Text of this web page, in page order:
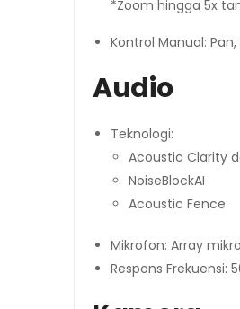
*Zoom hingga 5x
Kontrol Manual:
Audio
Teknologi:
Acoustic Clarity
NoiseBlockAI
Acoustic Fence
Mikrofon: Array
Respons Frekuensi: